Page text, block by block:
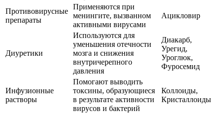
Противовирусные
препараты
Применяются при
менингите, вызванном
активными вирусами
Ацикловир
Диуретики
Используются для
уменьшения отечности
мозга и снижения
внутричерепного
давления
Диакарб,
Урегид,
Уроглюк,
Фуросемид
Инфузионные
растворы
Помогают выводить
токсины, образующиеся
в результате активности
вирусов и бактерий
Коллоиды,
Кристаллоиды